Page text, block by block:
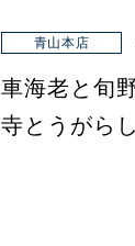
青山本店
車海老と旬
寺とうがら